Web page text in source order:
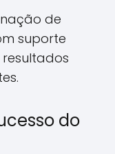
de
suporte
do